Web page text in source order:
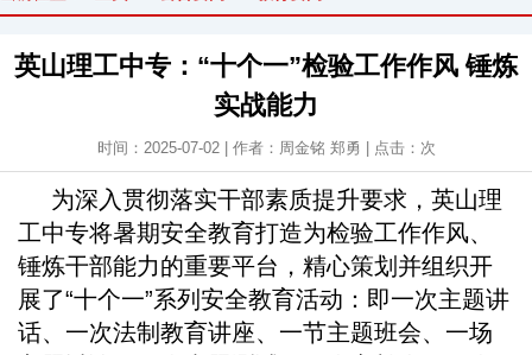
英山理工中专：“十个一”检验工作作风 锤炼
实战能力
时间：2025-07-02 | 作者：周金铭 郑勇 | 点击： 次
为深入贯彻落实干部素质提升要求，英山理
工中专将暑期安全教育打造为检验工作作风、
锤炼干部能力的重要平台，精心策划并组织开
展了“十个一”系列安全教育活动：即一次主题讲
话、一次法制教育讲座、一节主题班会、一场